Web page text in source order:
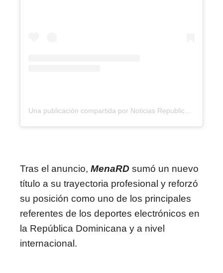
Tras el anuncio, MenaRD sumó un nuevo
título a su trayectoria profesional y reforzó
su posición como uno de los principales
referentes de los deportes electrónicos en
la República Dominicana y a nivel
internacional.